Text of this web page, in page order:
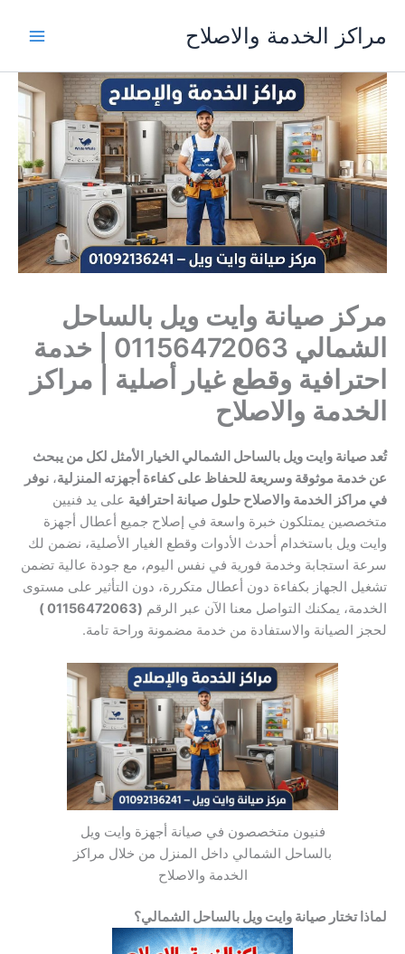
المحتوى
مراكز الخدمة والاصلاح
مركز صيانة وايت ويل بالساحل
الشمالي 01156472063 | خدمة
احترافية وقطع غيار أصلية | مراكز
الخدمة والاصلاح
تُعد صيانة وايت ويل بالساحل الشمالي الخيار الأمثل لكل من يبحث
عن خدمة موثوقة وسريعة للحفاظ على كفاءة أجهزته المنزلية، نوفر
في مراكز الخدمة والاصلاح حلول صيانة احترافية على يد فنيين
متخصصين يمتلكون خبرة واسعة في إصلاح جميع أعطال أجهزة
وايت ويل باستخدام أحدث الأدوات وقطع الغيار الأصلية، نضمن لك
سرعة استجابة وخدمة فورية في نفس اليوم، مع جودة عالية تضمن
تشغيل الجهاز بكفاءة دون أعطال متكررة، دون التأثير على مستوى
الخدمة، يمكنك التواصل معنا الآن عبر الرقم (01156472063 )
لحجز الصيانة والاستفادة من خدمة مضمونة وراحة تامة.
فنيون متخصصون في صيانة أجهزة وايت ويل
بالساحل الشمالي داخل المنزل من خلال مراكز
الخدمة والاصلاح
لماذا تختار صيانة وايت ويل بالساحل الشمالي؟